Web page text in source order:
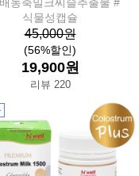
식물성캡슐
45,000원
(56%할인)
19,900원
리뷰 220